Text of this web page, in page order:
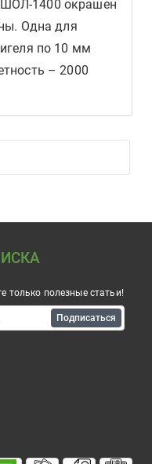
ШОЛ-1400 окрашен
Одна для
по 10 мм
– 2000
только полезные статьи!
Подписаться